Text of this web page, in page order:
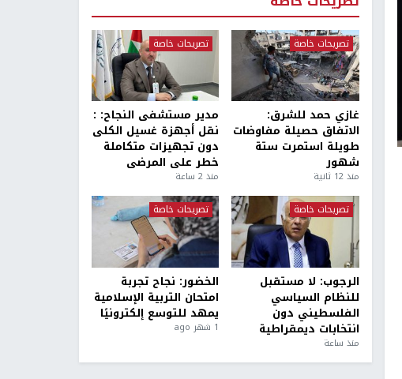
تصريحات خاصة
غازي حمد للشرق:
الاتفاق حصيلة مفاوضات
طويلة استمرت ستة
شهور
منذ 12 ثانية
تصريحات خاصة
مدير مستشفى النجاح: :
نقل أجهزة غسيل الكلى
دون تجهيزات متكاملة
خطر على المرضى
منذ 2 ساعة
تصريحات خاصة
الرجوب: لا مستقبل
للنظام السياسي
الفلسطيني دون
انتخابات ديمقراطية
منذ ساعة
تصريحات خاصة
الخضور: نجاح تجربة
امتحان التربية الإسلامية
يمهد للتوسع إلكترونيًا
1 شهر ago